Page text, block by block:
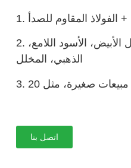
2. اللون: النيكل الأسود، النيكل الأبيض، الأسود اللامع،
اتصل بنا